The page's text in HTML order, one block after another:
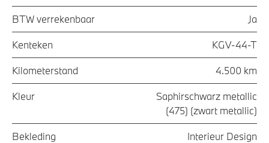
BTW verrekenbaar Ja
Kenteken KGV-44-T
Kilometerstand 4.500 km
Kleur
Saphirschwarz metallic
(475) (zwart metallic)
Bekleding
Interieur Design